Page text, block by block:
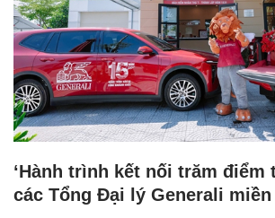
‘Hành trình kết nối trăm điểm
các Tổng Đại lý Generali miền